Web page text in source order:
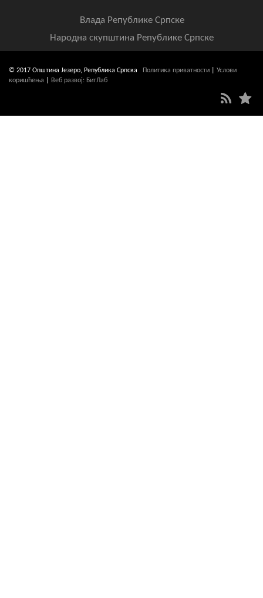
Влада Републике Српске
Народна скупштина Републике Српске
© 2017 Општина Језеро, Република Српска Политика приватности
Услови
коришћења
Веб развој: БитЛаб